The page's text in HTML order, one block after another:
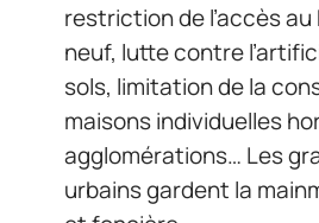
restriction de l’accès au
neuf, lutte contre
sols, limitation de la
maisons individuelles
agglomérations… Les
urbains gardent la